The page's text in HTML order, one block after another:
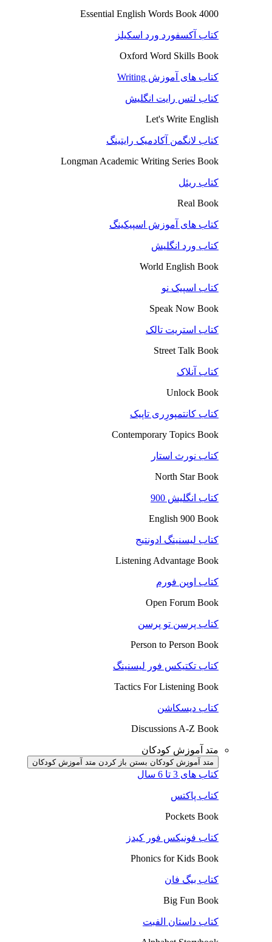
4000 Essential English Words Book
کتاب آکسفورد ورد اسکیلز
Oxford Word Skills Book
کتاب های آموزش Writing
کتاب لتس رایت انگلیش
Let's Write English
کتاب لانگمن آکادمیک رایتینگ
Longman Academic Writing Series Book
کتاب ریئل
Real Book
کتاب های آموزش اسپیکینگ
کتاب ورد انگلیش
World English Book
کتاب اسپیک نو
Speak Now Book
کتاب استریت تالک
Street Talk Book
کتاب آنلاک
Unlock Book
کتاب کانتمپورِری تاپیک
Contemporary Topics Book
کتاب نورث استار
North Star Book
کتاب انگلیش 900
English 900 Book
کتاب لیسنینگ ادونتیج
Listening Advantage Book
کتاب اوپن فورم
Open Forum Book
کتاب پرسن تو پرسن
Person to Person Book
کتاب تکتیکس فور لیسنینگ
Tactics For Listening Book
کتاب دیسکاشن
Discussions A-Z Book
متد آموزش کودکان
متد آموزش کودکان بستن باز کردن متد آموزش کودکان
کتاب های 3 تا 6 سال
کتاب پاکتس
Pockets Book
کتاب فونیکس فور کیدز
Phonics for Kids Book
کتاب بیگ فان
Big Fun Book
کتاب داستان الفبت